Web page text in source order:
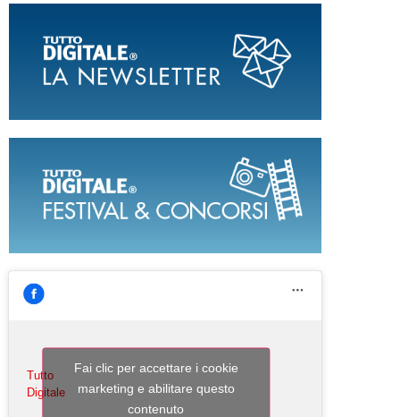
Tutto
Digitale
Fai clic per accettare i cookie
marketing e abilitare questo
contenuto